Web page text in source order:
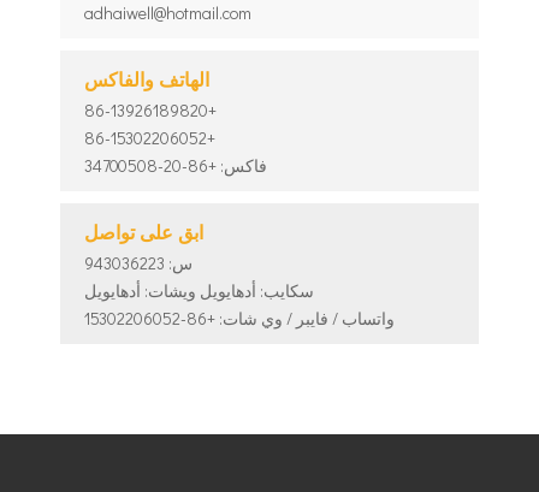
adhaiwell@hotmail.com
الهاتف والفاكس
+86-13926189820
+86-15302206052
فاكس: +86-20-34700508
ابق على تواصل
س: 943036223
سكايب: أدهايويل ويشات: أدهايويل
واتساب / فايبر / وي شات: +86-15302206052